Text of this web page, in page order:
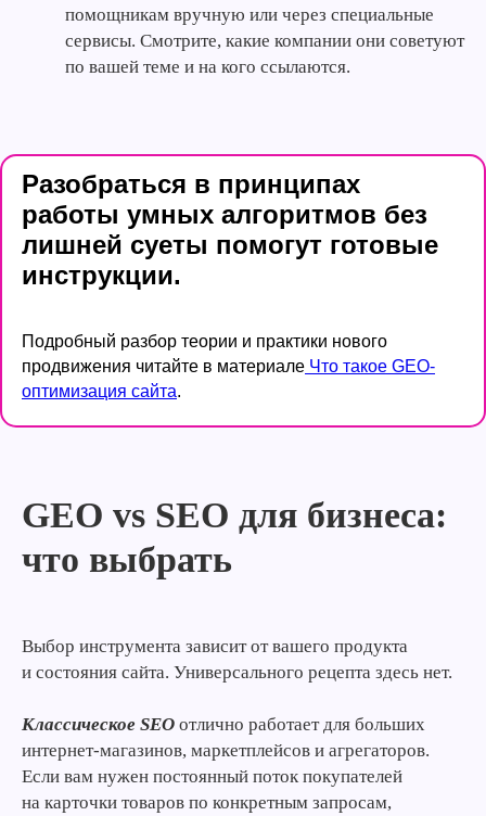
помощникам вручную или через специальные
сервисы. Смотрите, какие компании они советуют
по вашей теме и на кого ссылаются.
Разобраться в принципах
работы умных алгоритмов без
лишней суеты помогут готовые
инструкции.
Подробный разбор теории и практики нового
продвижения читайте в материале Что такое GEO-
оптимизация сайта.
GEO vs SEO для бизнеса:
что выбрать
Выбор инструмента зависит от вашего продукта
и состояния сайта. Универсального рецепта здесь нет.
Классическое SEO отлично работает для больших
интернет-магазинов, маркетплейсов и агрегаторов.
Если вам нужен постоянный поток покупателей
на карточки товаров по конкретным запросам,